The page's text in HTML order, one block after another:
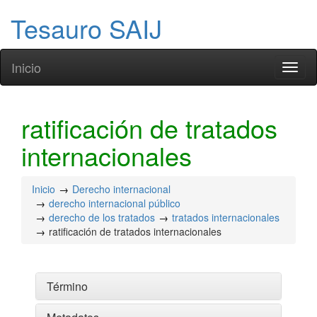
Tesauro SAIJ
Inicio
ratificación de tratados
internacionales
Inicio
Derecho internacional
derecho internacional público
derecho de los tratados
tratados internacionales
ratificación de tratados internacionales
Término